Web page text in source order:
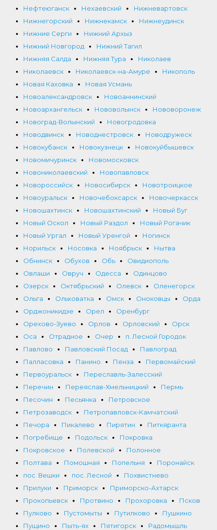
Нефтеюганск
Нехаевский
Нижневартовск
Нижнегорский
Нижнекамск
Нижнеудинск
Нижние Серги
Нижний Архыз
Нижний Новгород
Нижний Тагил
Нижняя Салда
Нижняя Тура
Николаев
Николаевск
Николаевск-на-Амуре
Никополь
Новая Каховка
Новая Усмань
Новоалександровск
Новоаннинский
Новоархангельск
Нововолынск
Нововоронеж
Новоград-Волынский
Новогродовка
Новодвинск
Новоднестровск
Новодружеск
Новокубанск
Новокузнецк
Новокуйбышевск
Новомичуринск
Новомосковск
Новониколаевский
Новопавловск
Новороссийск
Новосибирск
Новотроицкое
Новоуральск
Новочебоксарск
Новочеркасск
Новошахтинск
Новошахтинский
Новый Буг
Новый Оскол
Новый Раздол
Новый Рогачик
Новый Ургал
Новый Уренгой
Ногинск
Норильск
Носовка Ноябрьск
Нытва
Обнинск
Обухов Обь
Овидиополь
Овлаши
Овруч Одесса
Одинцово
Озерск
Октябрьский Олевск
Оленегорск
Ольга
Ольховатка Омск Оноковцы
Орда
Орджоникидзе
Орел
Оренбург
Орехово-Зуево
Орлов Орловский
Орск
Оса
Отрадное Очер
п. Лесной Городок
Павлово
Павловский Посад
Павлоград
Палласовка
Панино Пенза
Первомайский
Первоуральск
Переславль-Залесский
Перечин
Переяслав-Хмельницкий
Пермь
Песочин
Песьянка
Петровское
Петрозаводск
Петропавловск-Камчатский
Печора
Пикалево Пирятин
Питкяранта
Погребище
Подольск
Покровка
Покровское
Полевской
Полонное
Полтава
Помошная Попельня
Поронайск
пос. Вешки
пос. Лесной
Похвистнево
Прилуки
Приморск
Приморско-Ахтарск
Прокопьевск
Протвино Прохоровка
Псков
Пулково
Пустомыты Путилково
Пушкино
Пущино
Пыть-ях Пятигорск Радомышль